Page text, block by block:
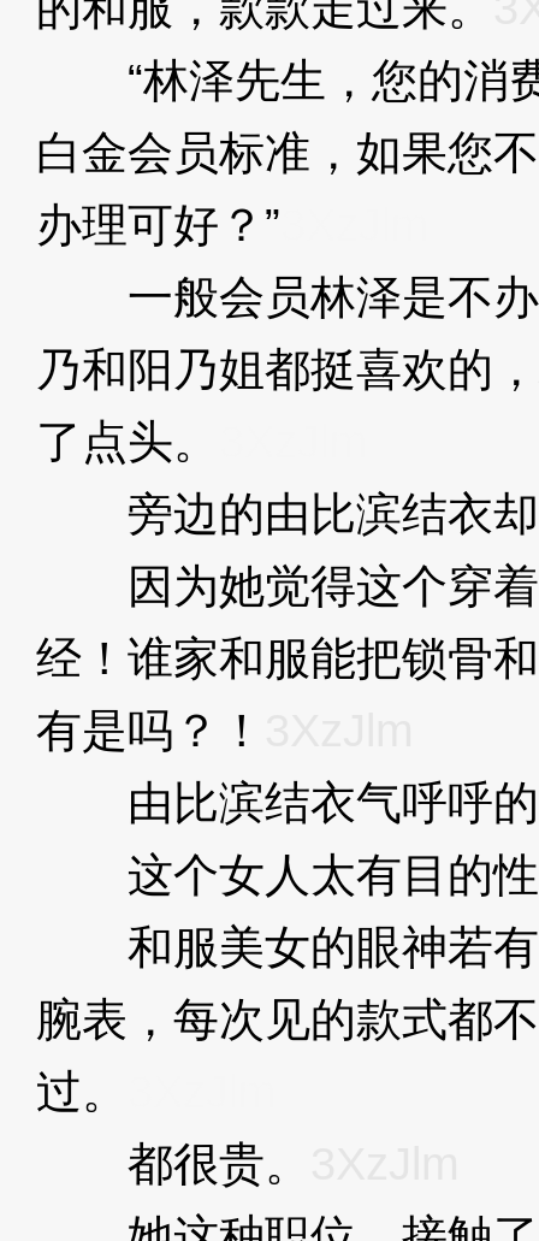
“林泽先生，您的消
白金会员标准，如果您
办理可好？”
一般会员林泽是不办
乃和阳乃姐都挺喜欢的
了点头。
旁边的由比滨结衣却
因为她觉得这个穿着
经！谁家和服能把锁骨
有是吗？！
由比滨结衣气呼呼
这个女人太有目的性
和服美女的眼神若有
腕表，每次见的款式都
过。
都很贵。